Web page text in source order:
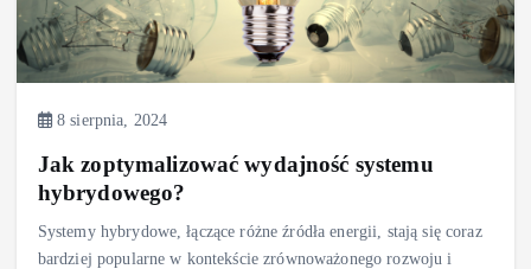
8 sierpnia, 2024
Jak zoptymalizować wydajność systemu
hybrydowego?
Systemy hybrydowe, łączące różne źródła energii, stają się coraz
bardziej popularne w kontekście zrównoważonego rozwoju i